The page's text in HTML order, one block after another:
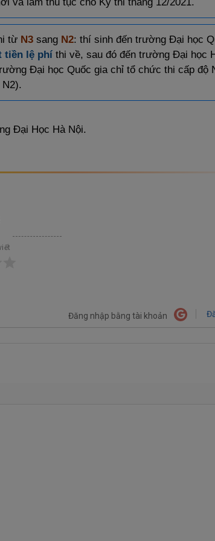
và làm thủ tục cho Kỳ thi tháng 12/2021.
từ N3 sang N2: thí sinh đến trường Đại học
tiền lệ phí thi về, sau đó đến trường Đại học
Đại học Quốc gia chỉ tổ chức thi cấp độ
Đại Học Hà Nội.
Đăng nhập bằng tài khoản